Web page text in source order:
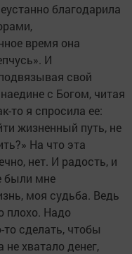
благодарила
время она
И
свой
с Богом, читая
то я спросила ее:
жизненный путь, не
На что эта
нет. И радость, и
были мне
моя судьба. Ведь
плохо. Надо
сделать, чтобы
хватало денег,